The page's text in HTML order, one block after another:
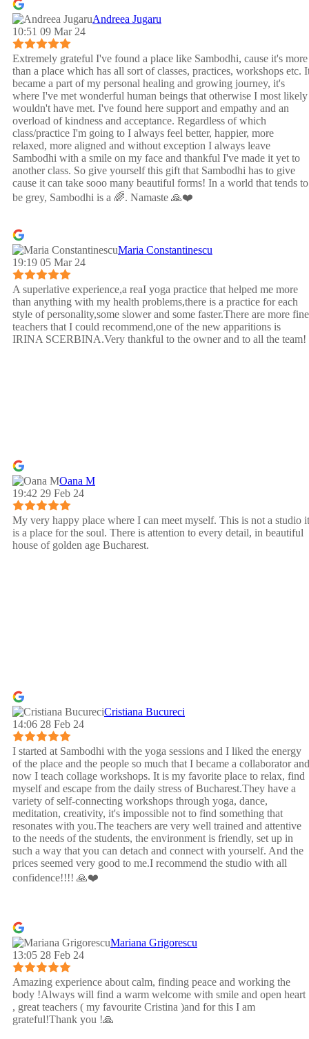
Andreea Jugaru
10:51 09 Mar 24
Extremely grateful I've found a place like Sambodhi, cause it's more
than a place which has all sort of classes, practices, workshops etc.
became a part of my personal healing and growing journey, it's
where I've met wonderful human beings that otherwise I most likely
wouldn't have met. I've found here support and empathy and an
overload of kindness and acceptance. Regardless of which
class/practice I'm going to I always feel better, happier, more
relaxed, more aligned and without exception I always leave
Sambodhi with a smile on my face and thankful I've made it yet to
another class. So give yourself this gift that Sambodhi has to give
cause it can take sooo many beautiful forms! In a world that tends to
be grey, Sambodhi is a 🌈. Namaste 🙏❤️
Maria Constantinescu
19:19 05 Mar 24
A superlative experience,a reaI yoga practice that helped me more
than anything with my health problems,there is a practice for each
style of personality,some slower and some faster.There are more fine
teachers that I could recommend,one of the new apparitions is
IRINA SCERBINA.Very thankful to the owner and to all the team!
Oana M
19:42 29 Feb 24
My very happy place where I can meet myself. This is not a studio it
is a place for the soul. There is attention to every detail, in beautiful
house of golden age Bucharest.
Cristiana Bucureci
14:06 28 Feb 24
I started at Sambodhi with the yoga sessions and I liked the energy
of the place and the people so much that I became a collaborator and
now I teach collage workshops. It is my favorite place to relax, find
myself and escape from the daily stress of Bucharest.They have a
variety of self-connecting workshops through yoga, dance,
meditation, creativity, it's impossible not to find something that
resonates with you.The teachers are very well trained and attentive
to the needs of the students, the environment is friendly, set up in
such a way that you can detach and connect with yourself. And the
prices seemed very good to me.I recommend the studio with all
confidence!!!! 🙏❤️
Mariana Grigorescu
13:05 28 Feb 24
Amazing experience about calm, finding peace and working the
body !Always will find a warm welcome with smile and open heart
, great teachers ( my favourite Cristina )and for this I am
grateful!Thank you !🙏